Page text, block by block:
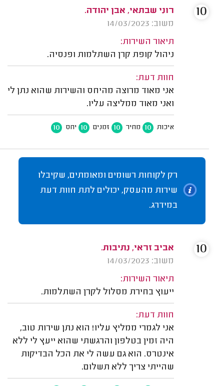
רוני שבתאי, אבן יהודה.
משוב: 14/03/2023
תיאור השירות:
ניהול קופת קרן השתלמות ופנסיה.
חוות דעת:
אני מאוד מרוצה מהיחס והשירות שהוא נתן לי
ואני מאוד ממליצה עליו.
איכות 10 מחיר 10 זמנים 10 יחס 10
10
רק לקוחות רשומים ומאומתים, שקיבלו
שירות מהעסק, יכולים לתת חוות דעת
במידרג.
אביב זראי, נתיבות.
משוב: 14/03/2023
תיאור השירות:
ייעוץ בחירת מסלול לקרן השתלמות.
חוות דעת:
אני לגמרי ממליץ עליו! הוא נתן שירות טוב,
היה זמין בטלפון והרגשתי שהוא ייעץ לי ללא
אינטרס. הוא גם עשה לי את הכל הבדיקות
שהייתי צריך ללא תשלום.
10